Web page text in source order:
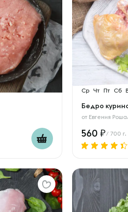
Ср Чт Пт Сб
Бедро
от Евгения
560 / 700 г.